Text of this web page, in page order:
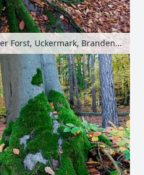
Buchenwald im Grumsiner Forst, Uckermark, Brandenburg, Deutschland